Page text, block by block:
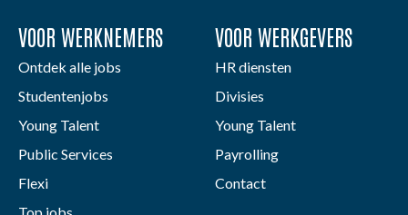
VOOR WERKNEMERS
Ontdek alle jobs
Studentenjobs
Young Talent
Public Services
Flexi
Top jobs
VOOR WERKGEVERS
HR diensten
Divisies
Young Talent
Payrolling
Contact